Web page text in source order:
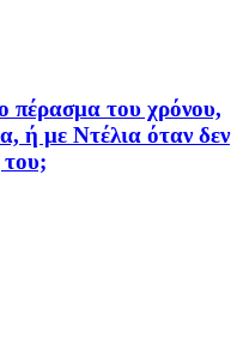
πέρασμα του χρόνου,
ή με Ντέλια όταν δεν
του;